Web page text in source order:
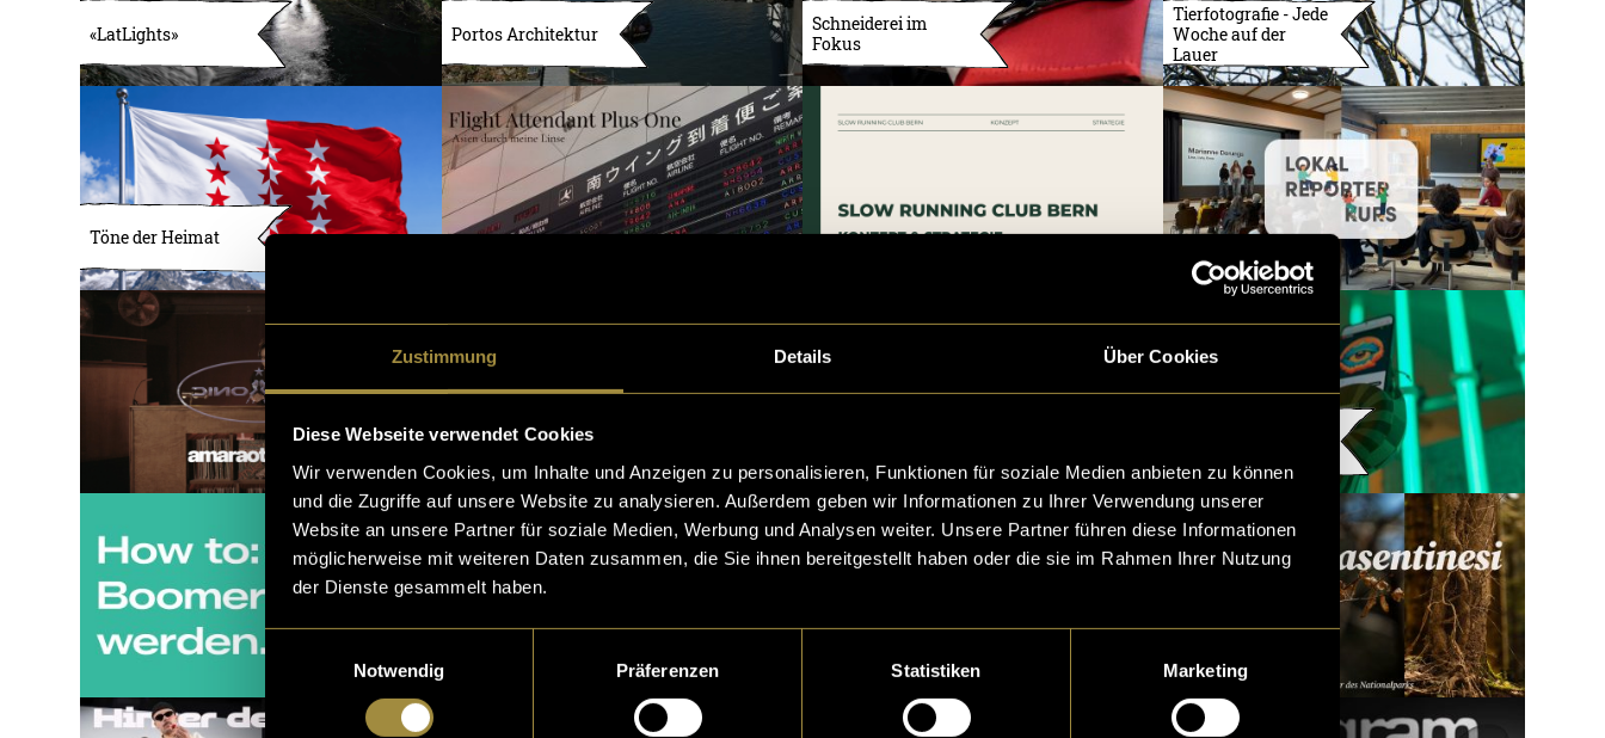
Zustimmung Details Über Cookies
Diese Webseite verwendet Cookies
Wir verwenden Cookies, um Inhalte und Anzeigen zu personalisieren, Funktionen für soziale Medien anbieten zu können
und die Zugriffe auf unsere Website zu analysieren. Außerdem geben wir Informationen zu Ihrer Verwendung unserer
Website an unsere Partner für soziale Medien, Werbung und Analysen weiter. Unsere Partner führen diese Informationen
möglicherweise mit weiteren Daten zusammen, die Sie ihnen bereitgestellt haben oder die sie im Rahmen Ihrer Nutzung
der Dienste gesammelt haben.
Notwendig
Präferenzen Statistiken Marketing
«LatLights» Portos Architektur
Schneiderei im
Fokus
Tierfotografie - Jede
Woche auf der
Lauer
Töne der Heimat